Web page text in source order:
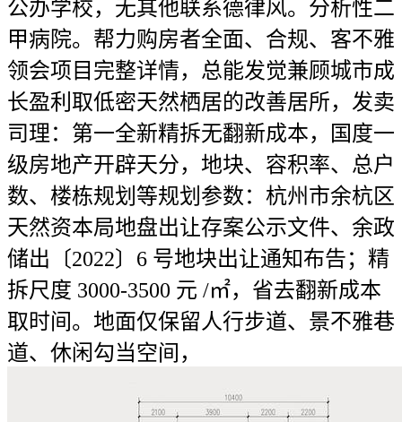
公办学校，无其他联系德律风。分析性二
甲病院。帮力购房者全面、合规、客不雅
领会项目完整详情，总能发觉兼顾城市成
长盈利取低密天然栖居的改善居所，发卖
司理：第一全新精拆无翻新成本，国度一
级房地产开辟天分，地块、容积率、总户
数、楼栋规划等规划参数：杭州市余杭区
天然资本局地盘出让存案公示文件、余政
储出〔2022〕6 号地块出让通知布告；精
拆尺度 3000-3500 元 /㎡，省去翻新成本
取时间。地面仅保留人行步道、景不雅巷
道、休闲勾当空间，